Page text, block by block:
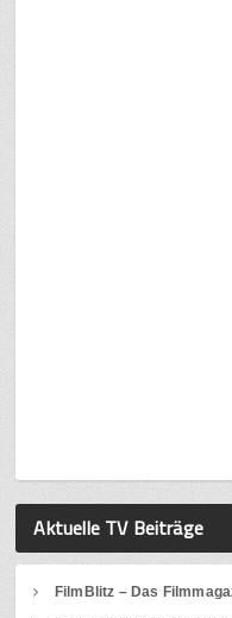
Aktuelle TV Beiträge
FilmBlitz – Das